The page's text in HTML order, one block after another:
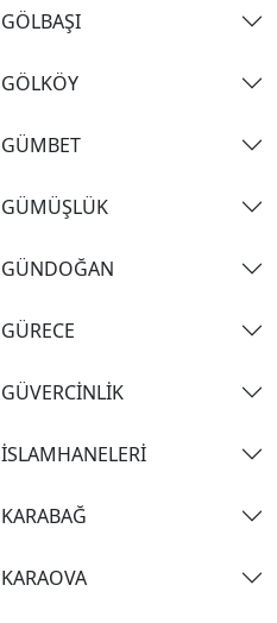
GÖLBAŞI
GÖLKÖY
GÜMBET
GÜMÜŞLÜK
GÜNDOĞAN
GÜRECE
GÜVERCİNLİK
İSLAMHANELERİ
KARABAĞ
KARAOVA